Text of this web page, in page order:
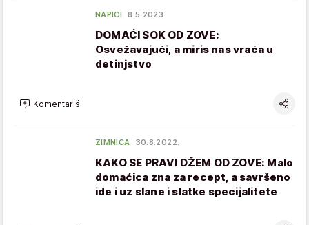
NAPICI 8.5.2023.
DOMAĆI SOK OD ZOVE:
Osvežavajući, a miris nas vraća u
detinjstvo
Komentariši
ZIMNICA 30.8.2022.
KAKO SE PRAVI DŽEM OD ZOVE: Malo
domaćica zna za recept, a savršeno
ide i uz slane i slatke specijalitete